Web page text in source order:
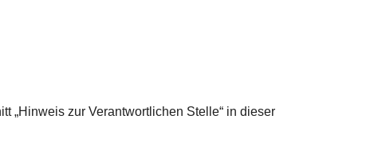
„Hinweis zur Verantwortlichen Stelle“ in dieser